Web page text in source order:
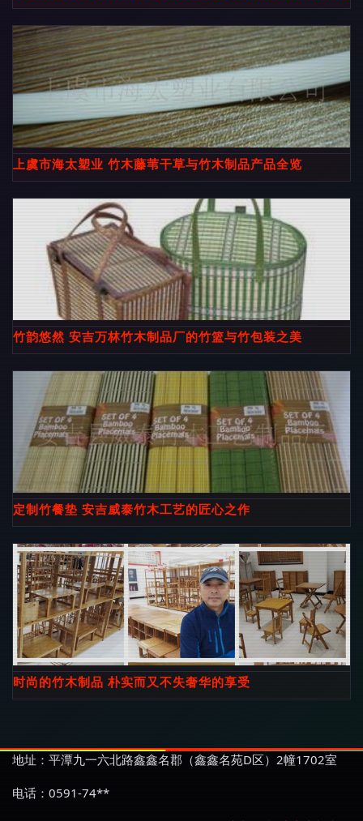
上虞市海太塑业 竹木藤苇干草与竹木制品产品全览
竹韵悠然 安吉万林竹木制品厂的竹篮与竹包装之美
定制竹餐垫 安吉威泰竹木工艺的匠心之作
时尚的竹木制品 朴实而又不失奢华的享受
地址：平潭九一六北路鑫鑫名郡（鑫鑫名苑D区）2幢1702室
电话：0591-74**